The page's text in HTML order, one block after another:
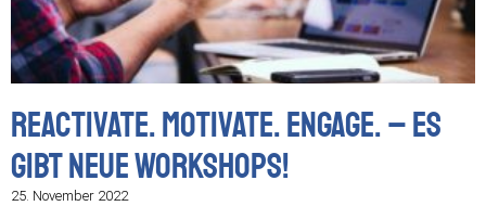
Reactivate. Motivate. Engage. – Es
gibt neue Workshops!
25. November 2022